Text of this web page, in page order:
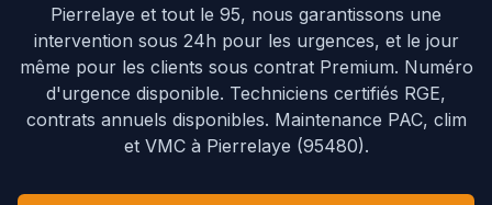
Pierrelaye et tout le 95, nous garantissons une
intervention sous 24h pour les urgences, et le jour
même pour les clients sous contrat Premium. Numéro
d'urgence disponible. Techniciens certifiés RGE,
contrats annuels disponibles. Maintenance PAC, clim
et VMC à Pierrelaye (95480).